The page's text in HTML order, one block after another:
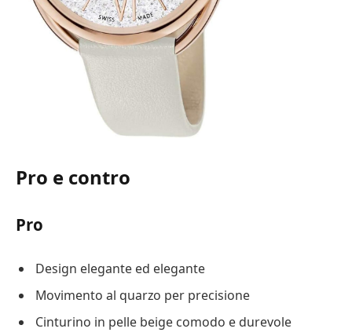
Pro e contro
Pro
Design elegante ed elegante
Movimento al quarzo per precisione
Cinturino in pelle beige comodo e durevole